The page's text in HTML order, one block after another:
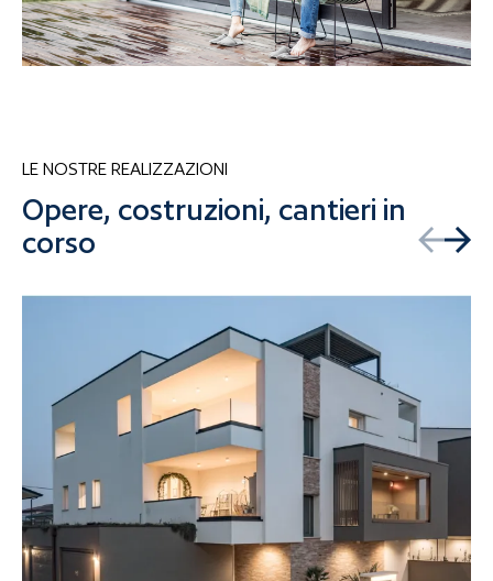
LE NOSTRE REALIZZAZIONI
Opere, costruzioni, cantieri in
corso